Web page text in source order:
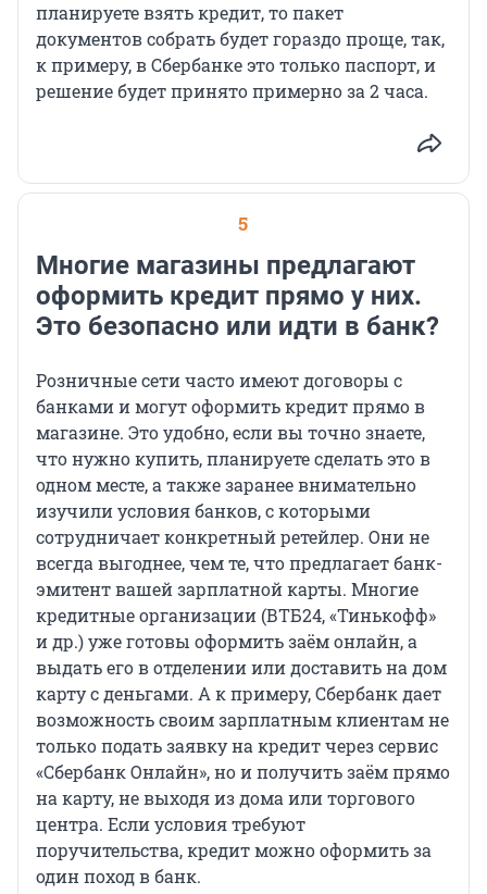
планируете взять кредит, то пакет
документов собрать будет гораздо проще, так,
к примеру, в Сбербанке это только паспорт, и
решение будет принято примерно за 2 часа.
5
Многие магазины предлагают
оформить кредит прямо у них.
Это безопасно или идти в банк?
Розничные сети часто имеют договоры с
банками и могут оформить кредит прямо в
магазине. Это удобно, если вы точно знаете,
что нужно купить, планируете сделать это в
одном месте, а также заранее внимательно
изучили условия банков, с которыми
сотрудничает конкретный ретейлер. Они не
всегда выгоднее, чем те, что предлагает банк-
эмитент вашей зарплатной карты. Многие
кредитные организации (ВТБ24, «Тинькофф»
и др.) уже готовы оформить заём онлайн, а
выдать его в отделении или доставить на дом
карту с деньгами. А к примеру, Сбербанк дает
возможность своим зарплатным клиентам не
только подать заявку на кредит через сервис
«Сбербанк Онлайн», но и получить заём прямо
на карту, не выходя из дома или торгового
центра. Если условия требуют
поручительства, кредит можно оформить за
один поход в банк.